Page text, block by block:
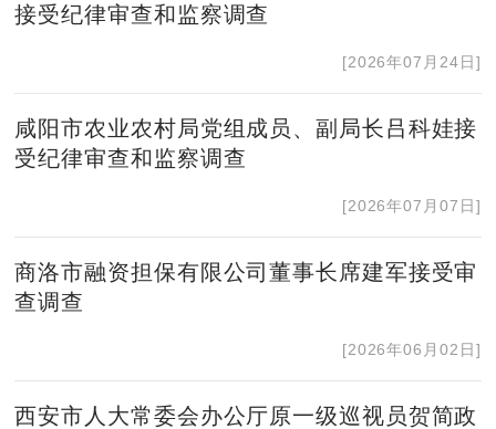
接受纪律审查和监察调查
[2026年07月24日]
咸阳市农业农村局党组成员、副局长吕科娃接
受纪律审查和监察调查
[2026年07月07日]
商洛市融资担保有限公司董事长席建军接受审
查调查
[2026年06月02日]
西安市人大常委会办公厅原一级巡视员贺简政